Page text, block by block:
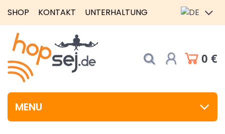
SHOP KONTAKT UNTERHALTUNG
0 €
MENU